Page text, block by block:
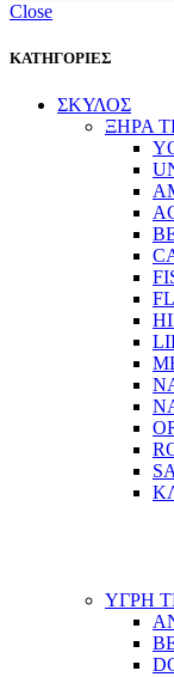
Close
ΚΑΤΗΓΟΡΙΕΣ
ΣΚΥΛΟΣ
ΞΗΡΑ
ΥΓΡΗ